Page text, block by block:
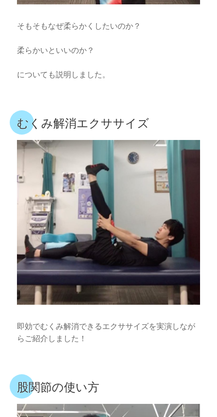
そもそもなぜ柔らかくしたいのか？
柔らかいといいのか？
についても説明しました。
むくみ解消エクササイズ
即効でむくみ解消できるエクササイズを実演しなが
らご紹介しました！
股関節の使い方